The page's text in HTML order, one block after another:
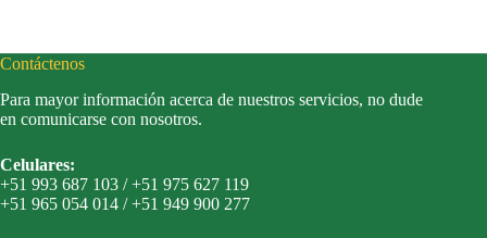
Contáctenos
Para mayor información acerca de nuestros servicios, no dude
en comunicarse con nosotros.
Celulares:
+51 993 687 103 / +51 975 627 119
+51 965 054 014 / +51 949 900 277